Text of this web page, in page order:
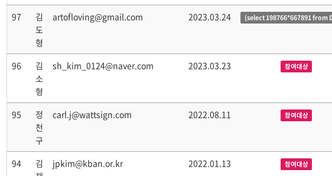
97
김
도
형
artofloving@gmail.com 2023.03.24 (select 198766*667891 from
96
김
소
형
sh_kim_0124@naver.com 2023.03.23 참여대상
95
정
천
구
carl.j@wattsign.com 2022.08.11 참여대상
94
김
jpkim@kban.or.kr 2022.01.13 참여대상